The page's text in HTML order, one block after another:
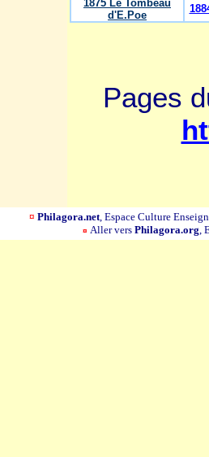
1875 Le Tombeau
d'E.Poe
Pages
¤ Philagora.net, Espace Culture
¤ Aller vers Philagora.org,